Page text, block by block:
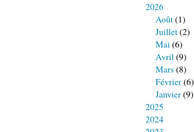
2026
Août(1)
Juillet(2)
Mai(6)
Avril(9)
Mars (8)
Février(6)
Janvier(9)
2025
2024